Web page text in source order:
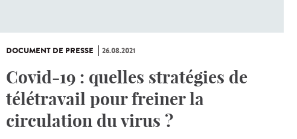
DOCUMENT DE PRESSE 26.08.2021
Covid-19 : quelles stratégies de
télétravail pour freiner la
circulation du virus ?